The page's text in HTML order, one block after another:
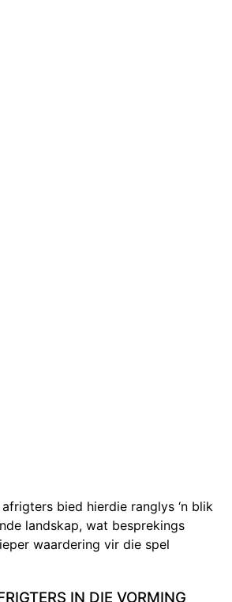
bied hierdie ranglys ‘n blik
landskap, wat besprekings
waardering vir die spel
IN DIE VORMING